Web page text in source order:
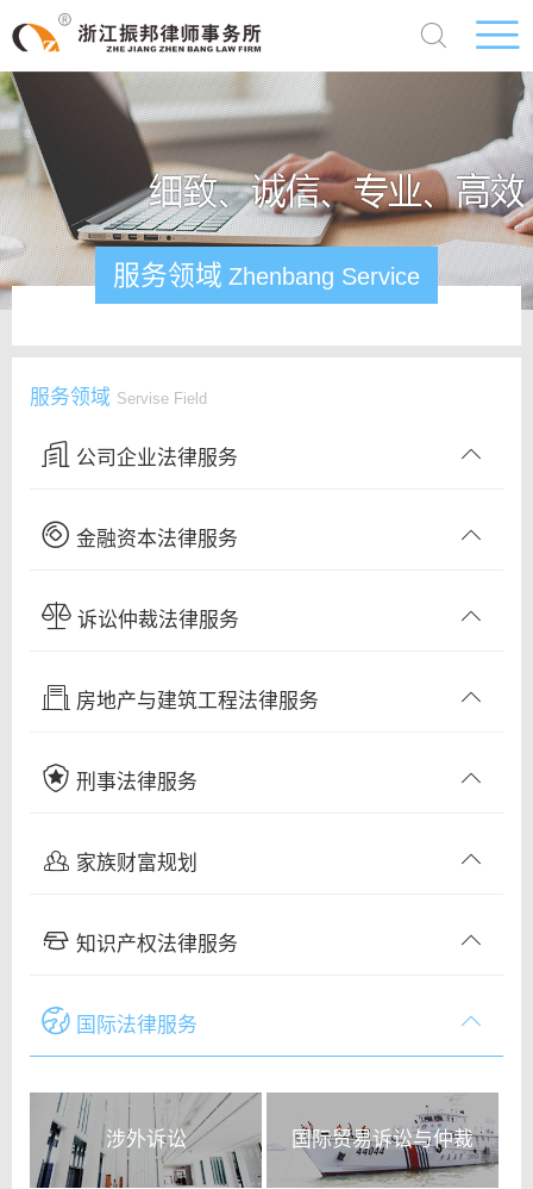
服务领域 Zhenbang Service
服务领域 Servise Field
公司企业法律服务
金融资本法律服务
诉讼仲裁法律服务
房地产与建筑工程法律服务
刑事法律服务
家族财富规划
知识产权法律服务
国际法律服务
涉外诉讼 国际贸易诉讼与仲裁